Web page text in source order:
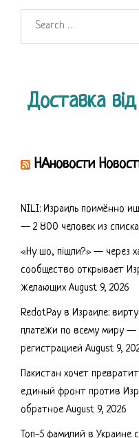
Доставка
НАновости
NILI: Израиль поимённо
— 2 800 человек из
«Ну шо, пішли?» — через
сообщество открывает
желающих August 9, 2026
RedotPay в Израиле:
платежи по всему миру —
регистрацией August 9,
Пакистан хочет
единый фронт против
обратное August 9, 2026
Топ-5 фамилий в Украине